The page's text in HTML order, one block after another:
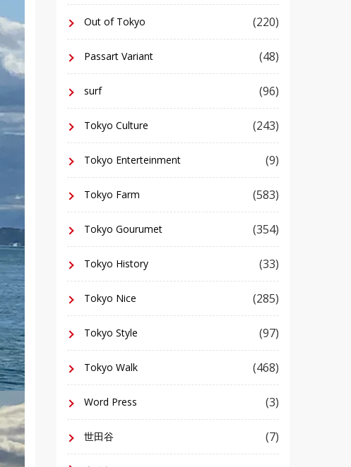
Out of Tokyo (220)
Passart Variant (48)
surf (96)
Tokyo Culture (243)
Tokyo Enterteinment (9)
Tokyo Farm (583)
Tokyo Gourumet (354)
Tokyo History (33)
Tokyo Nice (285)
Tokyo Style (97)
Tokyo Walk (468)
Word Press (3)
世田谷 (7)